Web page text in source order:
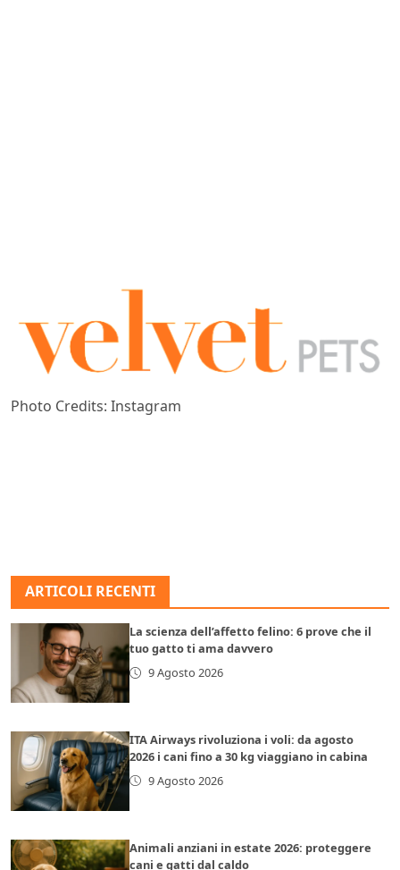
Photo Credits: Instagram
ARTICOLI RECENTI
La scienza dell’affetto felino: 6 prove che il
tuo gatto ti ama davvero
9 Agosto 2026
ITA Airways rivoluziona i voli: da agosto
2026 i cani fino a 30 kg viaggiano in cabina
9 Agosto 2026
Animali anziani in estate 2026: proteggere
cani e gatti dal caldo